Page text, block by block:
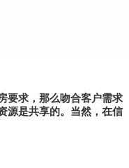
要求，那么吻合客户需求
源是共享的。当然，在信